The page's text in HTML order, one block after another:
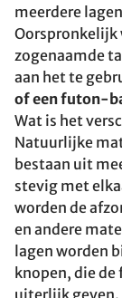
meerdere
Oorspronkelijk
zogenaamde
aan het te
of een futon-
Wat is het
Natuurlijke
bestaan uit
stevig met
worden de
en andere
lagen worden
knopen, die
uiterlijk geven.